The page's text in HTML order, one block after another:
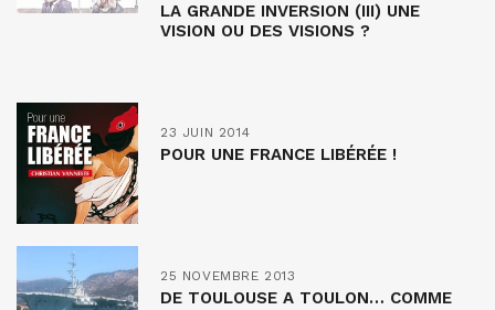
LA GRANDE INVERSION (III) UNE
VISION OU DES VISIONS ?
23 JUIN 2014
POUR UNE FRANCE LIBÉRÉE !
25 NOVEMBRE 2013
DE TOULOUSE A TOULON… COMME